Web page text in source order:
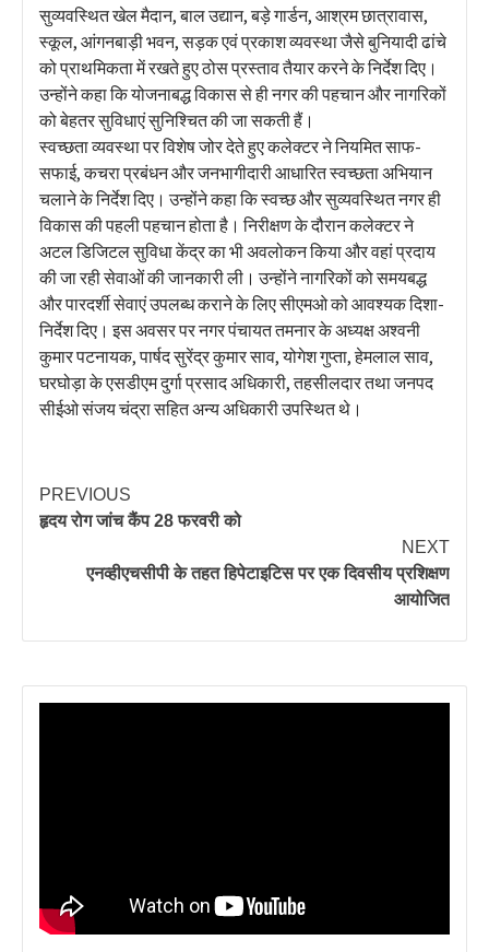
सुव्यवस्थित खेल मैदान, बाल उद्यान, बड़े गार्डन, आश्रम छात्रावास,
स्कूल, आंगनबाड़ी भवन, सड़क एवं प्रकाश व्यवस्था जैसे बुनियादी ढांचे
को प्राथमिकता में रखते हुए ठोस प्रस्ताव तैयार करने के निर्देश दिए।
उन्होंने कहा कि योजनाबद्ध विकास से ही नगर की पहचान और नागरिकों
को बेहतर सुविधाएं सुनिश्चित की जा सकती हैं।
स्वच्छता व्यवस्था पर विशेष जोर देते हुए कलेक्टर ने नियमित साफ-
सफाई, कचरा प्रबंधन और जनभागीदारी आधारित स्वच्छता अभियान
चलाने के निर्देश दिए। उन्होंने कहा कि स्वच्छ और सुव्यवस्थित नगर ही
विकास की पहली पहचान होता है। निरीक्षण के दौरान कलेक्टर ने
अटल डिजिटल सुविधा केंद्र का भी अवलोकन किया और वहां प्रदाय
की जा रही सेवाओं की जानकारी ली। उन्होंने नागरिकों को समयबद्ध
और पारदर्शी सेवाएं उपलब्ध कराने के लिए सीएमओ को आवश्यक दिशा-
निर्देश दिए। इस अवसर पर नगर पंचायत तमनार के अध्यक्ष अश्वनी
कुमार पटनायक, पार्षद सुरेंद्र कुमार साव, योगेश गुप्ता, हेमलाल साव,
घरघोड़ा के एसडीएम दुर्गा प्रसाद अधिकारी, तहसीलदार तथा जनपद
सीईओ संजय चंद्रा सहित अन्य अधिकारी उपस्थित थे।
PREVIOUS
हृदय रोग जांच कैंप 28 फरवरी को
NEXT
एनव्हीएचसीपी के तहत हिपेटाइटिस पर एक दिवसीय प्रशिक्षण
आयोजित